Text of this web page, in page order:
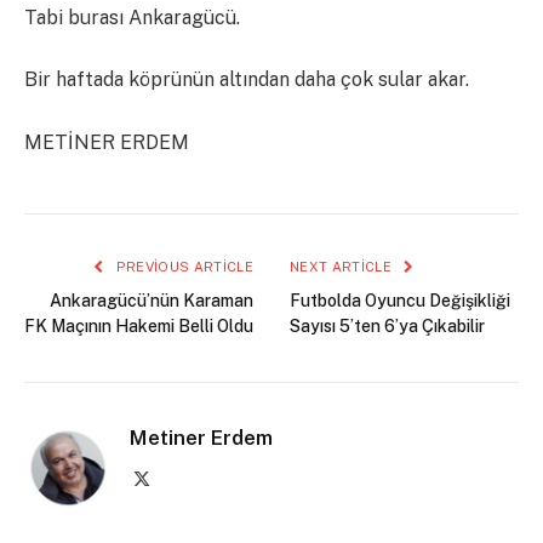
Tabi burası Ankaragücü.
Bir haftada köprünün altından daha çok sular akar.
METİNER ERDEM
PREVIOUS ARTICLE
Ankaragücü’nün Karaman
FK Maçının Hakemi Belli Oldu
NEXT ARTICLE
Futbolda Oyuncu Değişikliği
Sayısı 5’ten 6’ya Çıkabilir
Metiner Erdem